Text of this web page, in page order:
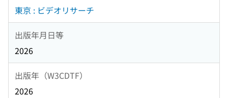
東京 : ビデオリサーチ
出版年月日等
2026
出版年（W3CDTF）
2026